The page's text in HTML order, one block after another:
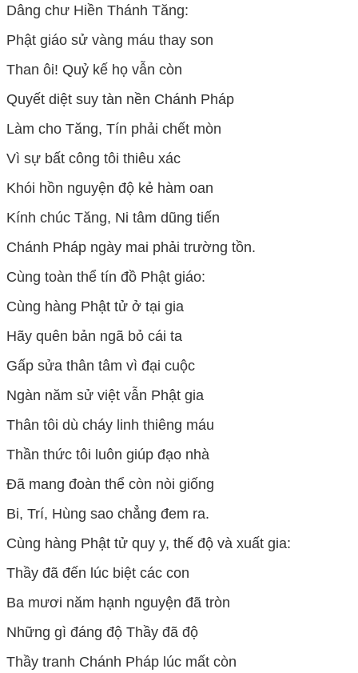
Dâng chư Hiền Thánh Tăng:
Phật giáo sử vàng máu thay son
Than ôi! Quỷ kế họ vẫn còn
Quyết diệt suy tàn nền Chánh Pháp
Làm cho Tăng, Tín phải chết mòn
Vì sự bất công tôi thiêu xác
Khói hồn nguyện độ kẻ hàm oan
Kính chúc Tăng, Ni tâm dũng tiến
Chánh Pháp ngày mai phải trường tồn.
Cùng toàn thể tín đồ Phật giáo:
Cùng hàng Phật tử ở tại gia
Hãy quên bản ngã bỏ cái ta
Gấp sửa thân tâm vì đại cuộc
Ngàn năm sử việt vẫn Phật gia
Thân tôi dù cháy linh thiêng máu
Thần thức tôi luôn giúp đạo nhà
Đã mang đoàn thể còn nòi giống
Bi, Trí, Hùng sao chẳng đem ra.
Cùng hàng Phật tử quy y, thế độ và xuất gia:
Thầy đã đến lúc biệt các con
Ba mươi năm hạnh nguyện đã tròn
Những gì đáng độ Thầy đã độ
Thầy tranh Chánh Pháp lúc mất còn